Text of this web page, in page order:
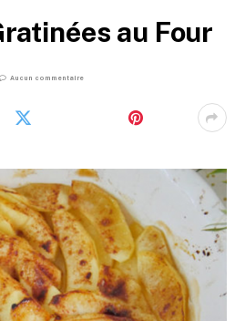
au Four
Aucun commentaire